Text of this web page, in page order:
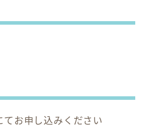
お申し込みください